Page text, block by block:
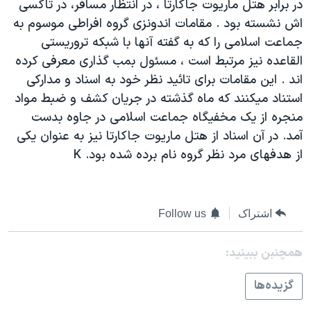
فرهنگ و زندگی
حقوق شهروندی
اقتصادی
علم و فناوری
اسرائیل در جنگ
گالری عکس
آرشیو پخش زنده
مستندها
انتخابات ریاست جمهوری آمریکا ۲۰۲۴
حمله جمهوری اسلامی به اسرائیل
رمز مهسا
ورزش زنان در ایران
اعتراضات زن، زندگی، آزادی
مجموعه مستندهای دادخواهی
دادگاه حمید نوری
قانون شفافیت دارائی کادر رهبری ایران
اعتراضات مردمی آبان ۹۸
دنبال کنید
زبانهای مختلف
در برابر هتل ماريوت جاکارتا ، در انتظار مسافر، در تاکسی
اش نشسته بود . مقامات اندونزی گروه افراطی موسوم به
جماعت اسلامی را که به گفته آنها با شبکه تروريستی
القاعده نيز مرتبط است ، مسئول بمب گذاری معرفی کرده
اند . اين مقامات برای تائيد نظر خود به اسناد و مدارکی
استناد ميکنند که ماه گذشته در جريان کشف و ضبط مواد
منجره از يک مخفيگاه جماعت اسلامی در جاوه بدست
آمد. در آن اسناد از هتل ماريوت جاکارتا نيز به عنوان يکی
از هدفهای مرد نظر گروه نام برده شده بود. K
اشتراک Follow us
همچنبن ببینید:
گزيده‌ها